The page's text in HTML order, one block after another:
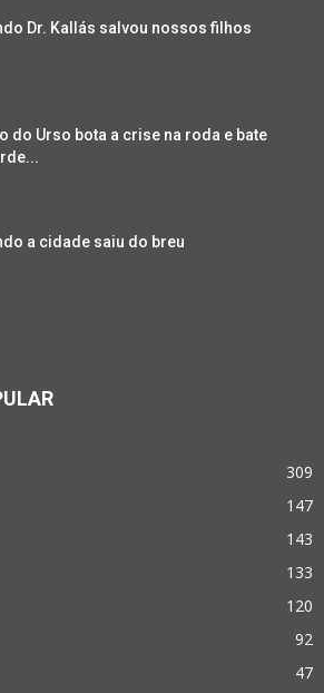
Dr. Kallás salvou nossos filhos
do Urso bota a crise na roda e bate
a cidade saiu do breu
309
147
143
133
120
92
47